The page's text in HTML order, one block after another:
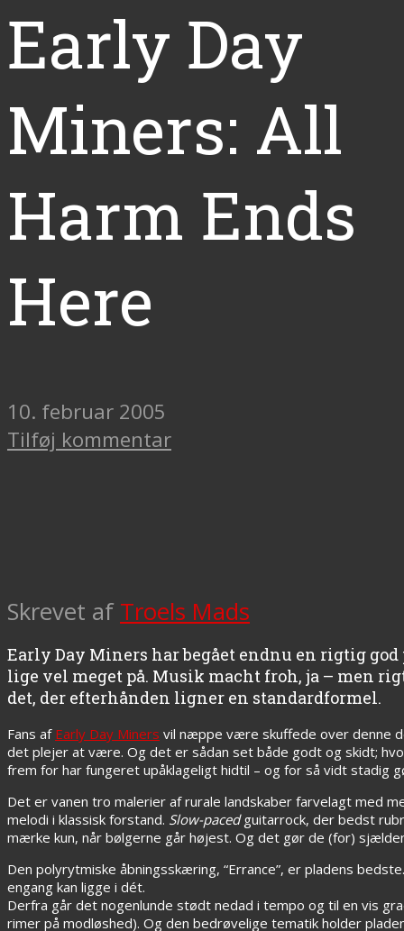
Early Day
Miners: All
Harm Ends
Here
10. februar 2005
Tilføj kommentar
Skrevet af Troels Mads
Early Day Miners har begået endnu en rigtig
lige vel meget på. Musik macht froh, ja – men
det, der efterhånden ligner en standardformel.
Fans af Early Day Miners vil næppe være skuffede over denne
det plejer at være. Og det er sådan set både godt og skidt;
frem for har fungeret upåklageligt hidtil – og for så vidt stadig
Det er vanen tro malerier af rurale landskaber farvelagt med
melodi i klassisk forstand. Slow-pacedguitarrock, der bedst
mærke kun, når bølgerne går højest. Og det gør de (for)
Den polyrytmiske åbningsskæring, “Errance”, er pladens
engang kan ligge i dét.
Derfra går det nogenlunde stødt nedad i tempo og til en vis
rimer på modløshed). Og den bedrøvelige tematik holder